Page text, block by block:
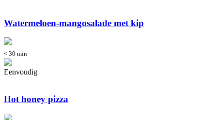
Watermeloen-mangosalade met kip
< 30 min
Eenvoudig
Hot honey pizza